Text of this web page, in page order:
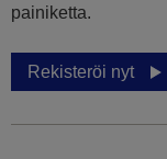
painiketta.
Rekisteröi nyt